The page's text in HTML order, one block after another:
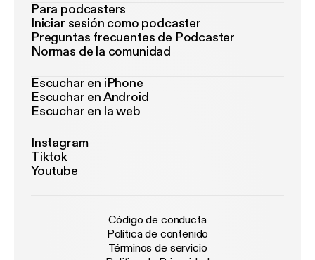
Para podcasters
Iniciar sesión como podcaster
Preguntas frecuentes de Podcaster
Normas de la comunidad
Escuchar en iPhone
Escuchar en Android
Escuchar en la web
Instagram
Tiktok
Youtube
Código de conducta
Política de contenido
Términos de servicio